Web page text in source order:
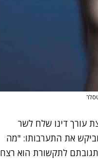
עורך דינו שלח לשר
את התערבותו: "מה
לתקשורת הוא רצח